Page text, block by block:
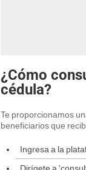
¿Cómo
cédula?
Te proporcionamos
beneficiarios que
Ingresa a la